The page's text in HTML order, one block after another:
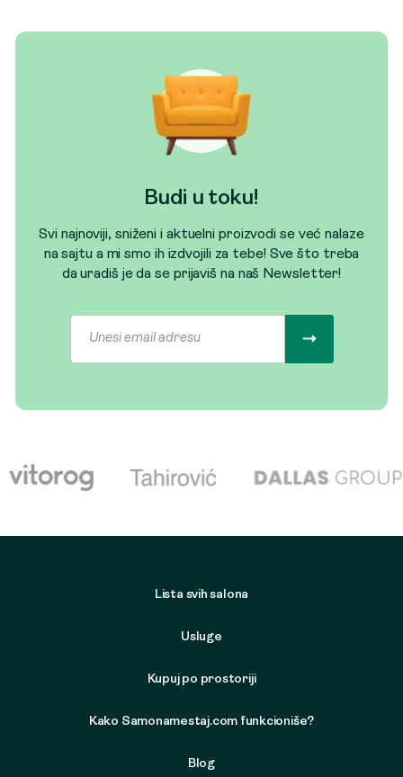
Budi u toku!
Svi najnoviji, sniženi i aktuelni proizvodi se već nalaze
na sajtu a mi smo ih izdvojili za tebe! Sve što treba
da uradiš je da se prijaviš na naš Newsletter!
Lista svih salona
Usluge
Kupuj po prostoriji
Kako Samonamestaj.com funkcioniše?
Blog